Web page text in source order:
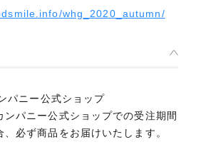
whg_2020_autumn/
パニー公式ショップ
ンパニー公式ショップでの受注期間
必ず商品をお届けいたします。